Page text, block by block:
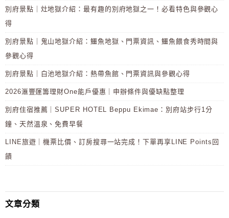
別府景點｜灶地獄介紹：最有趣的別府地獄之一！必看特色與參觀心
得
別府景點｜鬼山地獄介紹：鱷魚地獄、門票資訊、鱷魚餵食秀時間與
參觀心得
別府景點｜白池地獄介紹：熱帶魚館、門票資訊與參觀心得
2026滙豐運籌理財One能戶優惠｜申辦條件與優缺點整理
別府住宿推薦｜SUPER HOTEL Beppu Ekimae：別府站步行1分
鐘、天然溫泉、免費早餐
LINE旅遊｜機票比價、訂房搜尋一站完成！下單再享LINE Points回
饋
文章分類